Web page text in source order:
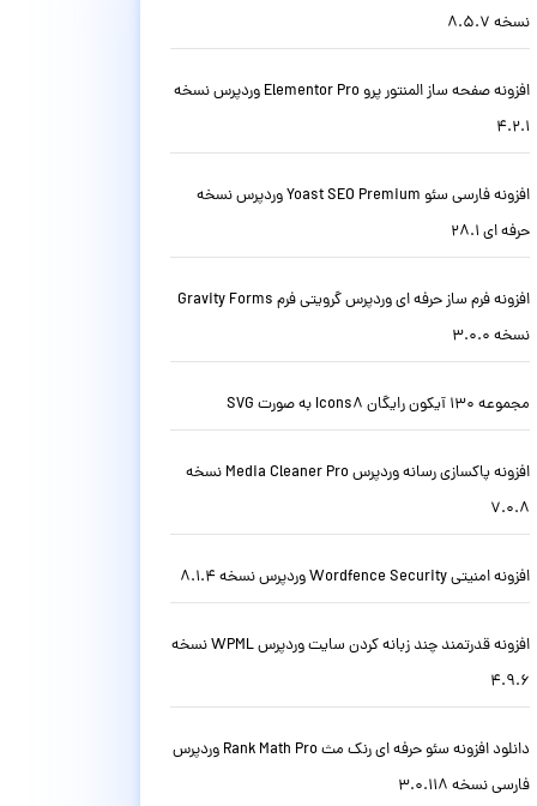
نسخه 8.5.7
افزونه صفحه ساز المنتور پرو Elementor Pro وردپرس نسخه
4.2.1
افزونه فارسی سئو Yoast SEO Premium وردپرس نسخه
حرفه ای 28.1
افزونه فرم ساز حرفه ای وردپرس گرویتی فرم Gravity Forms
نسخه 3.0.0
مجموعه 130 آیکون رایگان Icons8 به صورت SVG
افزونه پاکسازی رسانه وردپرس Media Cleaner Pro نسخه
7.0.8
افزونه امنیتی Wordfence Security وردپرس نسخه 8.1.4
افزونه قدرتمند چند زبانه کردن سایت وردپرس WPML نسخه
4.9.6
دانلود افزونه سئو حرفه ای رنک مث Rank Math Pro وردپرس
فارسی نسخه 3.0.118